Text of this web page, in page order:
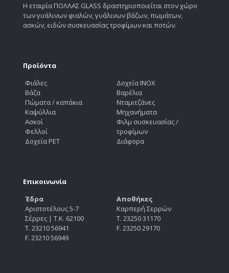
Η εταιρία ΠΟΛΛΑΣ GLASS δραστηριοποιείται στον χώρο
των γυάλινων φιαλών, γυάλινων βάζων, πωμάτων,
ασκών, ειδών συσκευασίας τροφίμων και ποτών.
Προϊόντα
Φιάλες
Βάζα
Πώματα / καπάκια
Καψύλλια
Ασκοί
Φελλοί
Δοχεία PET
Δοχεία INOX
Βαρέλια
Νταμιτζάνες
Μηχανήματα
Φιλμ συσκευασίας /
τροφίμων
Διάφορα
Επικοινωνία
Έδρα
Αριστοτέλους 5-7
Σέρρες | Τ.Κ. 62100
Τ. 23210 56941
F. 23210 56949
Αποθήκες
Καρπερή Σερρών
Τ. 23250 31170
F. 23250 29170